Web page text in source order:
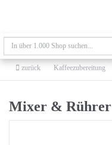
content
zurück Kaffeezubereitung
Mixer & Rührer